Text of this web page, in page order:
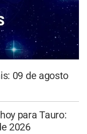
09 de agosto
para Tauro:
2026